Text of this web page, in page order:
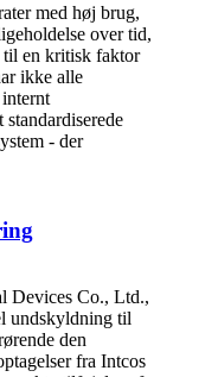
med høj brug,
over tid,
til en kritisk faktor
ikke alle
standardiserede
- der
Devices Co., Ltd.,
undskyldning til
den
fra Intcos